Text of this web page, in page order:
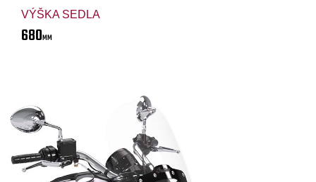
VÝŠKA SEDLA
680MM